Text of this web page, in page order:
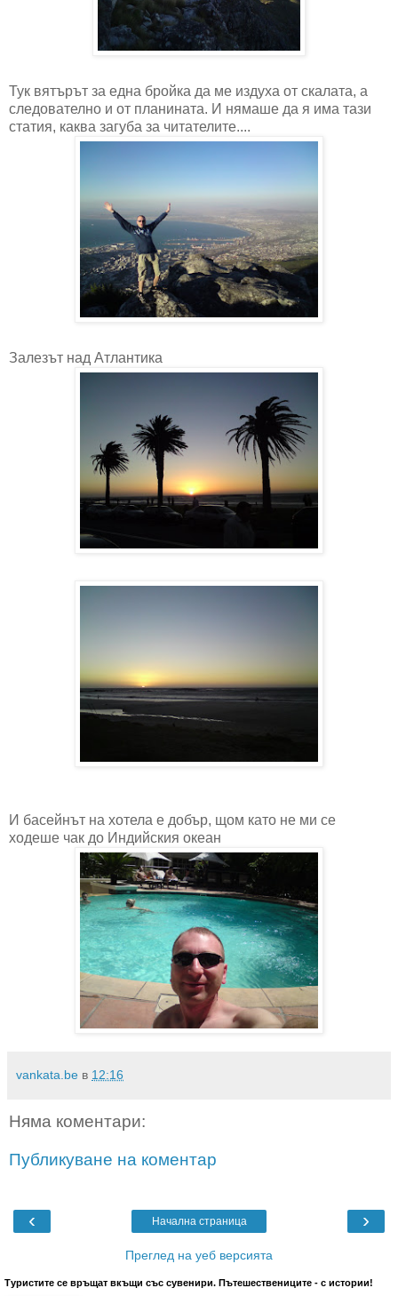
Тук вятърът за една бройка да ме издуха от скалата, а
следователно и от планината. И нямаше да я има тази
статия, каква загуба за читателите....
Залезът над Атлантика
И басейнът на хотела е добър, щом като не ми се
ходеше чак до Индийския океан
vankata.be в 12:16
Няма коментари:
Публикуване на коментар
‹ ›
Начална страница
Преглед на уеб версията
Туристите се връщат вкъщи със сувенири. Пътешествениците - с истории!